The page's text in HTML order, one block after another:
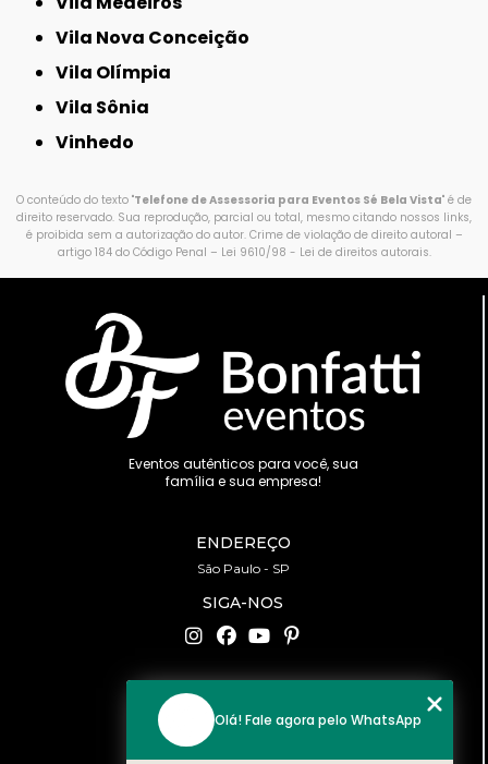
Vila Nova Conceição
Vila Olímpia
Vila Sônia
Vinhedo
O conteúdo do texto "Telefone de Assessoria para Eventos Sé Bela Vista" é de
direito reservado. Sua reprodução, parcial ou total, mesmo citando nossos links,
é proibida sem a autorização do autor. Crime de violação de direito autoral –
artigo 184 do Código Penal – Lei 9610/98 - Lei de direitos autorais.
Eventos autênticos para você, sua
família e sua empresa!
ENDEREÇO
São Paulo - SP
SIGA-NOS
CONTATO
(11) 94519-2422
contato@bonfattieventos.com.br
Olá! Fale agora pelo WhatsApp